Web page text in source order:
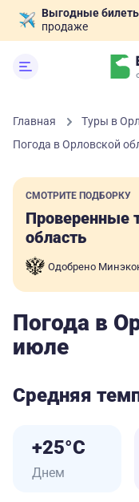
Выгодные
продаже
Главная
Туры в
Погода в Орловской
Погода в
июле
Средняя
+25°C
Днем
СМОТРИТЕ ПОДБОРКУ
Проверенные
область
Одобрено